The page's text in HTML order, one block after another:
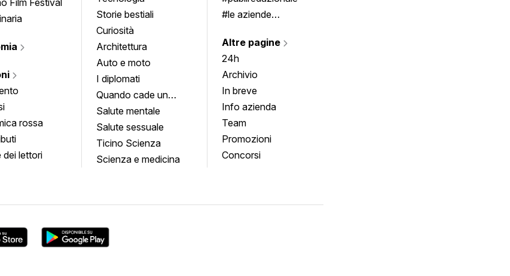
rossa
dei lettori
Storie bestiali
Curiosità
Architettura
Auto e moto
I diplomati
Quando cade un
quadro
Salute mentale
Salute sessuale
Ticino Scienza
Scienza e medicina
#le aziende
Altre pagine
24h
Archivio
In breve
Info azienda
Team
Promozioni
Concorsi